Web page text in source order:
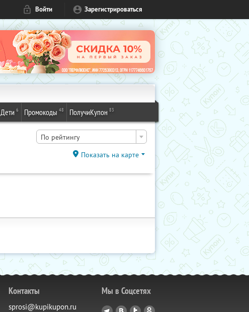
Войти Зарегистрироваться
Дети 6 Промокоды 48 ПолучиКупон 83
По рейтингу
Показать на карте
Контакты
sprosi@kupikupon.ru
Мы в Соцсетях